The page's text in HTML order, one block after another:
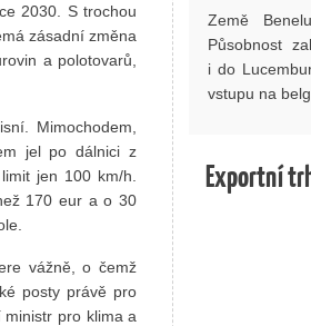
2030. S trochou
zásadní změna
a polotovarů,
Mimochodem,
jel po dálnici z
jen 100 km/h.
170 eur a o 30
vážně, o čemž
posty právě pro
pro klima a
Země
Působnost
i do
vstupu na
Exportní